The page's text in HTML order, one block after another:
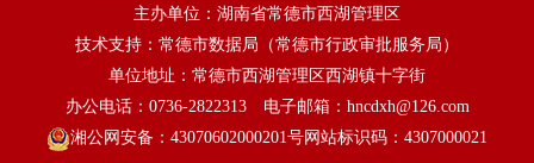
主办单位：湖南省常德市西湖管理区
技术支持：常德市数据局（常德市行政审批服务局）
单位地址：常德市西湖管理区西湖镇十字街
办公电话：0736-2822313
电子邮箱：hncdxh@126.com
湘公网安备：43070602000201号网站标识码：4307000021